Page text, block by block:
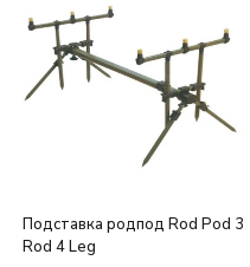
Подставка родпод Rod Pod 3
Rod 4 Leg